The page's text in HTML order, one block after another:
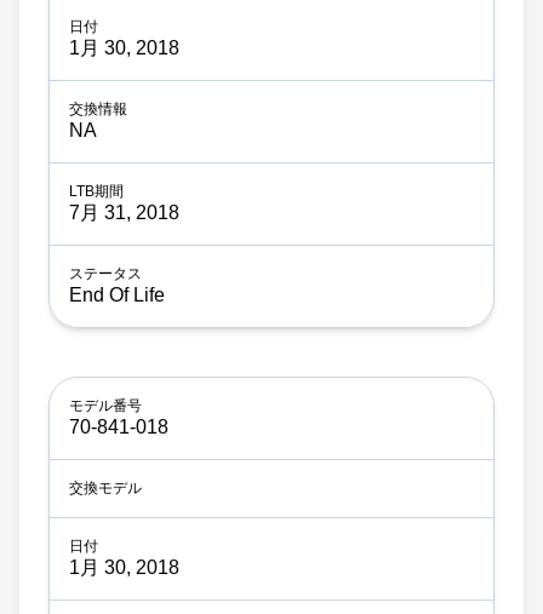
1月 30, 2018
NA
7月 31, 2018
End Of Life
70-841-018
1月 30, 2018